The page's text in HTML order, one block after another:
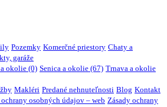
Pozemky Komerčné priestory Chaty a
garáže
okolie (0) Senica a okolie (67) Trnava a okolie
Makléri Predané nehnuteľnosti Blog Kontakt
ochrany osobných údajov – web Zásady ochrany